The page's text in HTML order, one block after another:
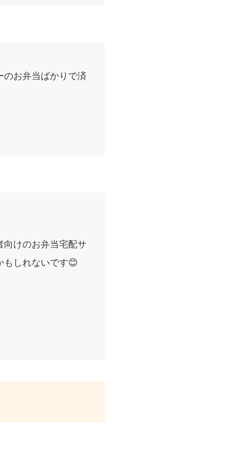
のお弁当ばかりで済
向けのお弁当宅配サ
もしれないです😊